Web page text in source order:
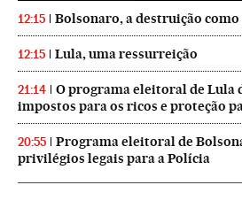
12:15 Bolsonaro, a destruição
12:15 Lula, uma ressurreição
21:14
O programa eleitoral de Lula
impostos para os ricos e proteção
20:55
Programa eleitoral de
privilégios legais para a Polícia